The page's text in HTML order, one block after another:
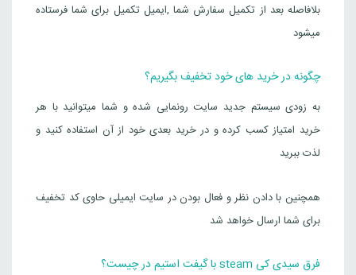
بلافاصله بعد از تکمیل سفارش شما ,ایمیل تکمیل برای شما فرستاده
میشود
چگونه در خرید های خود تخفیف بگیریم؟
به زودی سیستم جدید سایت رونمایی شده و شما میتوانید با هر
خرید امتیاز کسب کرده و در خرید بعدی خود از آن استفاده کنید و
لذت ببرید
همچنین با دادن نظر و فعال بودن در سایت ایمیلی حاوی کد تخفیف
برای شما ارسال خواهد شد
فرق سیدی کی steam با گیفت استیم در چیست؟